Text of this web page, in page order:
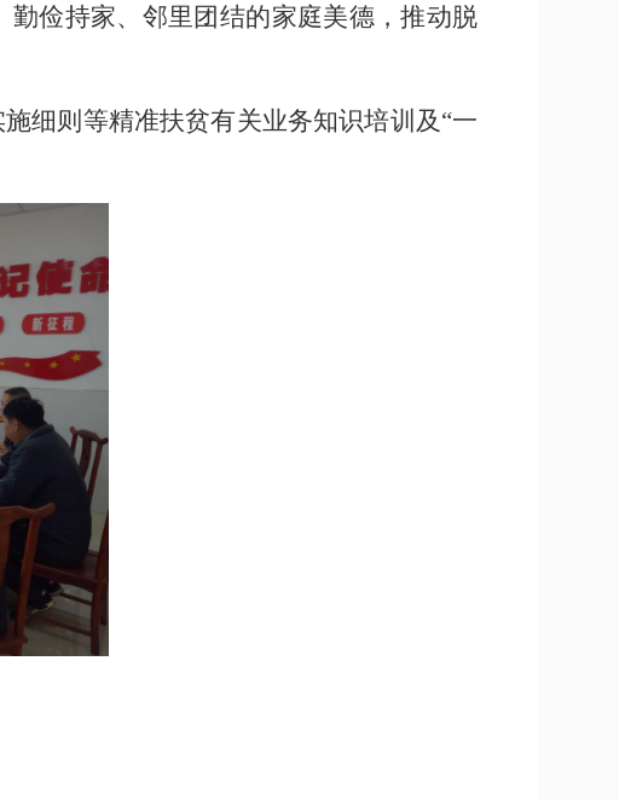
俭持家、邻里团结的家庭美德，推动脱
细则等精准扶贫有关业务知识培训及“一